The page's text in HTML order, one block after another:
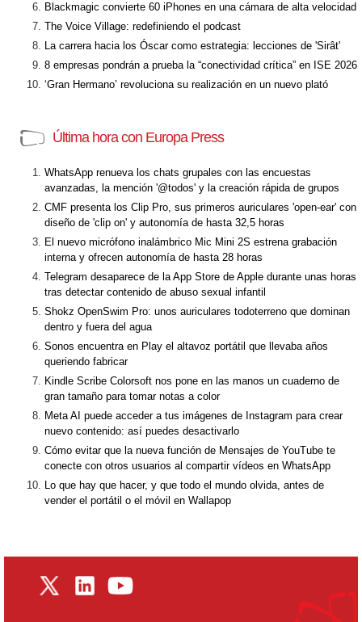
Blackmagic convierte 60 iPhones en una cámara de alta velocidad
The Voice Village: redefiniendo el podcast
La carrera hacia los Óscar como estrategia: lecciones de 'Sirât'
8 empresas pondrán a prueba la “conectividad crítica” en ISE 2026
‘Gran Hermano’ revoluciona su realización en un nuevo plató
Última hora con Europa Press
WhatsApp renueva los chats grupales con las encuestas
avanzadas, la mención '@todos' y la creación rápida de grupos
CMF presenta los Clip Pro, sus primeros auriculares 'open-ear' con
diseño de 'clip on' y autonomía de hasta 32,5 horas
El nuevo micrófono inalámbrico Mic Mini 2S estrena grabación
interna y ofrecen autonomía de hasta 28 horas
Telegram desaparece de la App Store de Apple durante unas horas
tras detectar contenido de abuso sexual infantil
Shokz OpenSwim Pro: unos auriculares todoterreno que dominan
dentro y fuera del agua
Sonos encuentra en Play el altavoz portátil que llevaba años
queriendo fabricar
Kindle Scribe Colorsoft nos pone en las manos un cuaderno de
gran tamaño para tomar notas a color
Meta AI puede acceder a tus imágenes de Instagram para crear
nuevo contenido: así puedes desactivarlo
Cómo evitar que la nueva función de Mensajes de YouTube te
conecte con otros usuarios al compartir vídeos en WhatsApp
Lo que hay que hacer, y que todo el mundo olvida, antes de
vender el portátil o el móvil en Wallapop